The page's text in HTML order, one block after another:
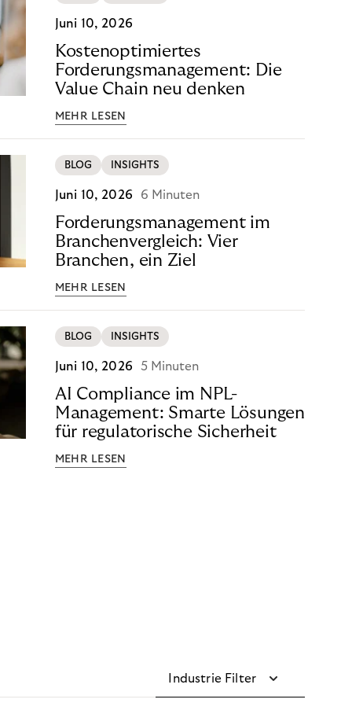
Juni 10, 2026
Kostenoptimiertes
Forderungsmanagement: Die
Value Chain neu denken
MEHR LESEN
BLOG INSIGHTS
Juni 10, 2026 6 Minuten
Forderungsmanagement im
Branchenvergleich: Vier
Branchen, ein Ziel
MEHR LESEN
BLOG INSIGHTS
Juni 10, 2026 5 Minuten
AI Compliance im NPL-
Management: Smarte Lösungen
für regulatorische Sicherheit
MEHR LESEN
Industrie Filter